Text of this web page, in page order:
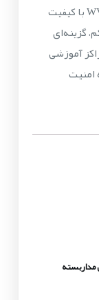
دوربین مداربسته پاناسونیک WV-S2130 با کیفیت
گزینه‌ای
آموزشی